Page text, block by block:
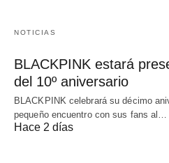
NOTICIAS
BLACKPINK estará
del 10º aniversario
BLACKPINK celebrará su décimo
pequeño encuentro con sus fans al…
Hace 2 días